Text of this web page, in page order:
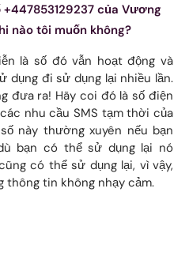
của Vương
nào tôi muốn không?
là số đó vẫn hoạt động và
dụng đi sử dụng lại nhiều lần.
đưa ra! Hãy coi đó là số điện
nhu cầu SMS tạm thời của
này thường xuyên nếu bạn
bạn có thể sử dụng lại nó
có thể sử dụng lại, vì vậy,
tin không nhạy cảm.